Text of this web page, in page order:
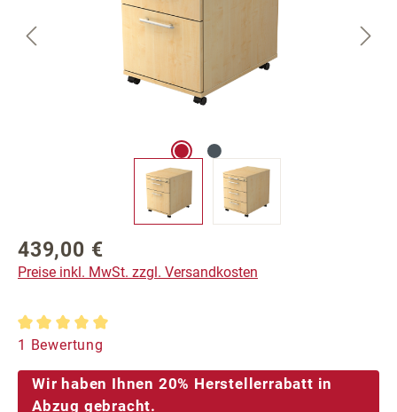
Regulärer Preis:
439,00 €
Preise inkl. MwSt. zzgl. Versandkosten
Durchschnittliche Bewertung von 5 von 5 Sternen
1 Bewertung
Wir haben Ihnen 20% Herstellerrabatt in
Abzug gebracht.